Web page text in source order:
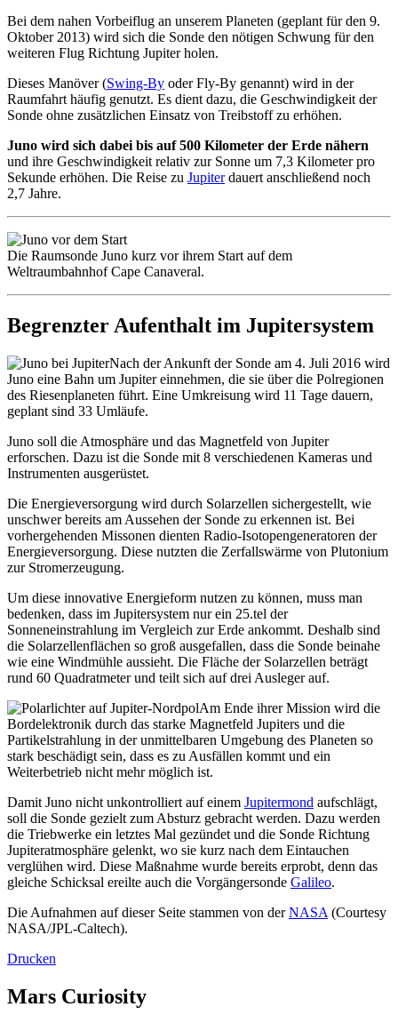
Bei dem nahen Vorbeiflug an unserem Planeten (geplant für den 9.
Oktober 2013) wird sich die Sonde den nötigen Schwung für den
weiteren Flug Richtung Jupiter holen.
Dieses Manöver (Swing-By oder Fly-By genannt) wird in der
Raumfahrt häufig genutzt. Es dient dazu, die Geschwindigkeit der
Sonde ohne zusätzlichen Einsatz von Treibstoff zu erhöhen.
Juno wird sich dabei bis auf 500 Kilometer der Erde nähern
und ihre Geschwindigkeit relativ zur Sonne um 7,3 Kilometer pro
Sekunde erhöhen. Die Reise zu Jupiterdauert anschließend noch
2,7 Jahre.
Die Raumsonde Juno kurz vor ihrem Start auf dem
Weltraumbahnhof Cape Canaveral.
Begrenzter Aufenthalt im Jupitersystem
Nach der Ankunft der Sonde am 4. Juli 2016 wird
Juno eine Bahn um Jupiter einnehmen, die sie über die Polregionen
des Riesenplaneten führt. Eine Umkreisung wird 11 Tage dauern,
geplant sind 33 Umläufe.
Juno soll die Atmosphäre und das Magnetfeld von Jupiter
erforschen. Dazu ist die Sonde mit 8 verschiedenen Kameras und
Instrumenten ausgerüstet.
Die Energieversorgung wird durch Solarzellen sichergestellt, wie
unschwer bereits am Aussehen der Sonde zu erkennen ist. Bei
vorhergehenden Missonen dienten Radio-Isotopengeneratoren der
Energieversorgung. Diese nutzten die Zerfallswärme von Plutonium
zur Stromerzeugung.
Um diese innovative Energieform nutzen zu können, muss man
bedenken, dass im Jupitersystem nur ein 25.tel der
Sonneneinstrahlung im Vergleich zur Erde ankommt. Deshalb sind
die Solarzellenflächen so groß ausgefallen, dass die Sonde beinahe
wie eine Windmühle aussieht. Die Fläche der Solarzellen beträgt
rund 60 Quadratmeter und teilt sich auf drei Ausleger auf.
Am Ende ihrer Mission wird die
Bordelektronik durch das starke Magnetfeld Jupiters und die
Partikelstrahlung in der unmittelbaren Umgebung des Planeten so
stark beschädigt sein, dass es zu Ausfällen kommt und ein
Weiterbetrieb nicht mehr möglich ist.
Damit Juno nicht unkontrolliert auf einem Jupitermond aufschlägt,
soll die Sonde gezielt zum Absturz gebracht werden. Dazu werden
die Triebwerke ein letztes Mal gezündet und die Sonde Richtung
Jupiteratmosphäre gelenkt, wo sie kurz nach dem Eintauchen
verglühen wird. Diese Maßnahme wurde bereits erprobt, denn das
gleiche Schicksal ereilte auch die Vorgängersonde Galileo.
Die Aufnahmen auf dieser Seite stammen von derNASA (Courtesy
NASA/JPL-Caltech).
Drucken
Mars Curiosity